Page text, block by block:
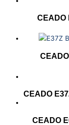
CEADO
CEADO
CEADO